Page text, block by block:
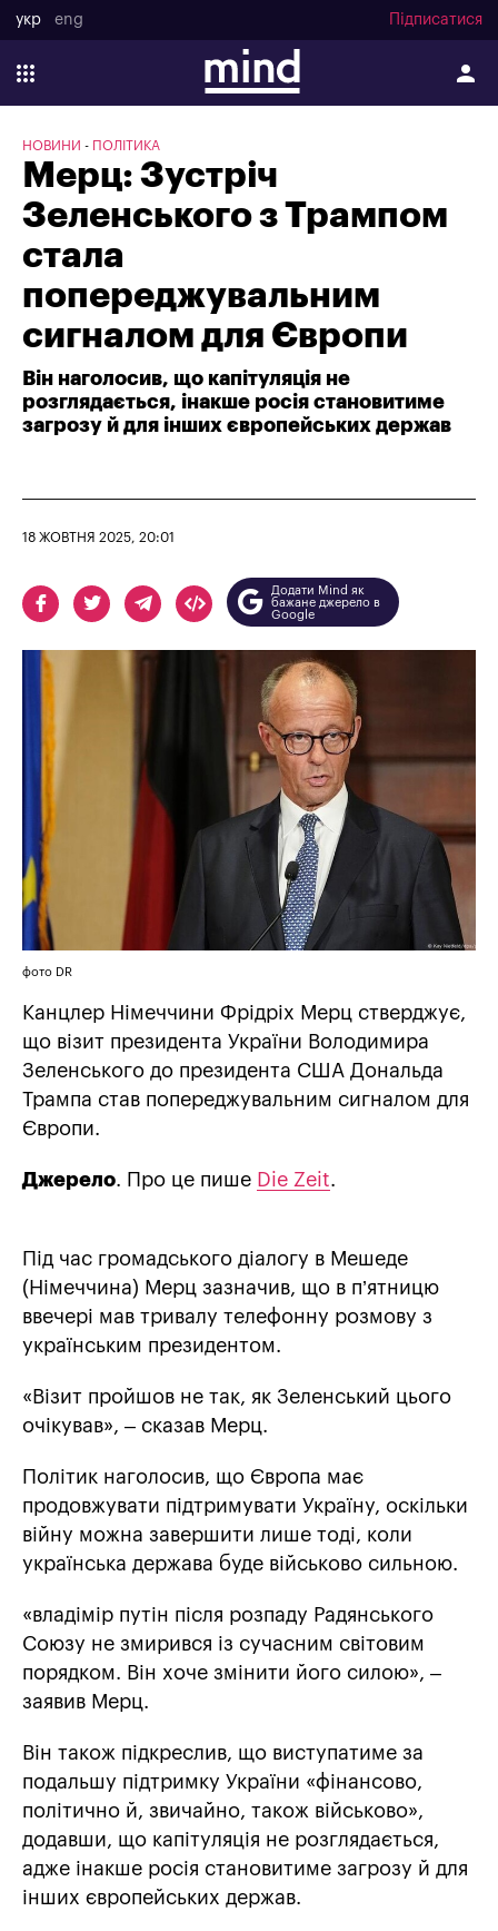
укр eng Підписатися
НОВИНИ ПОЛІТИКА
Мерц: Зустріч
Зеленського з Трампом
стала
попереджувальним
сигналом для Європи
Він наголосив, що капітуляція не
розглядається, інакше росія становитиме
загрозу й для інших європейських держав
18 ЖОВТНЯ 2025, 20:01
Додати Mind як
бажане джерело в
Google
фото DR
Канцлер Німеччини Фрідріх Мерц стверджує,
що візит президента України Володимира
Зеленського до президента США Дональда
Трампа став попереджувальним сигналом для
Європи.
Джерело. Про це пише Die Zeit.
Під час громадського діалогу в Мешеде
(Німеччина) Мерц зазначив, що в п’ятницю
ввечері мав тривалу телефонну розмову з
українським президентом.
«Візит пройшов не так, як Зеленський цього
очікував», – сказав Мерц.
Політик наголосив, що Європа має
продовжувати підтримувати Україну, оскільки
війну можна завершити лише тоді, коли
українська держава буде військово сильною.
«владімір путін після розпаду Радянського
Союзу не змирився із сучасним світовим
порядком. Він хоче змінити його силою», –
заявив Мерц.
Він також підкреслив, що виступатиме за
подальшу підтримку України «фінансово,
політично й, звичайно, також військово»,
додавши, що капітуляція не розглядається,
адже інакше росія становитиме загрозу й для
інших європейських держав.